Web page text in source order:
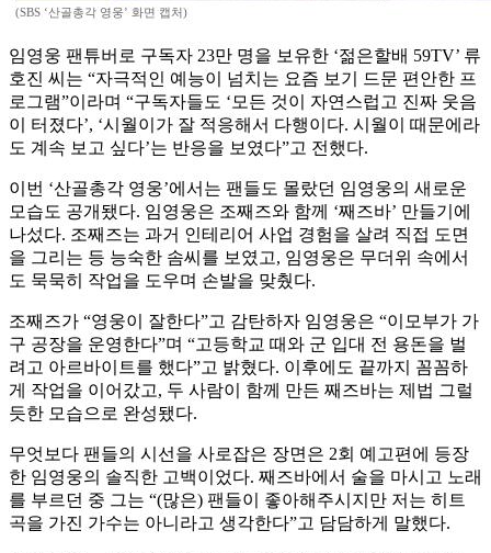
(SBS ‘산골총각 영웅’ 화면 캡처)
임영웅 팬튜버로 구독자 23만 명을 보유한 ‘젊은할배 59TV’ 류
호진 씨는 “자극적인 예능이 넘치는 요즘 보기 드문 편안한 프
로그램”이라며 “구독자들도 ‘모든 것이 자연스럽고 진짜 웃음
이 터졌다’, ‘시월이가 잘 적응해서 다행이다. 시월이 때문에라
도 계속 보고 싶다’는 반응을 보였다”고 전했다.
이번 ‘산골총각 영웅’에서는 팬들도 몰랐던 임영웅의 새로운
모습도 공개됐다. 임영웅은 조째즈와 함께 ‘째즈바’ 만들기에
나섰다. 조째즈는 과거 인테리어 사업 경험을 살려 직접 도면
을 그리는 등 능숙한 솜씨를 보였고, 임영웅은 무더위 속에서
도 묵묵히 작업을 도우며 손발을 맞췄다.
조째즈가 “영웅이 잘한다”고 감탄하자 임영웅은 “이모부가 가
구 공장을 운영한다”며 “고등학교 때와 군 입대 전 용돈을 벌
려고 아르바이트를 했다”고 밝혔다. 이후에도 끝까지 꼼꼼하
게 작업을 이어갔고, 두 사람이 함께 만든 째즈바는 제법 그럴
듯한 모습으로 완성됐다.
무엇보다 팬들의 시선을 사로잡은 장면은 2회 예고편에 등장
한 임영웅의 솔직한 고백이었다. 째즈바에서 술을 마시고 노래
를 부르던 중 그는 “(많은) 팬들이 좋아해주시지만 저는 히트
곡을 가진 가수는 아니라고 생각한다”고 담담하게 말했다.